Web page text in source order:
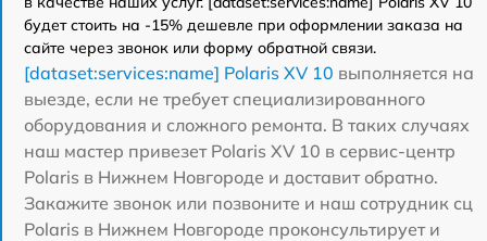
будет стоить на -15% дешевле при оформлении заказа на
сайте через звонок или форму обратной связи.
[dataset:services:name] Polaris XV 10 выполняется на
выезде, если не требует специализированного
оборудования и сложного ремонта. В таких случаях
наш мастер привезет Polaris XV 10 в сервис-центр
Polaris в Нижнем Новгороде и доставит обратно.
Закажите звонок или позвоните и наш сотрудник сц
Polaris в Нижнем Новгороде проконсультирует и